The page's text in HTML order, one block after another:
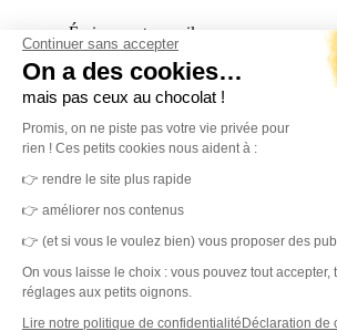
Écrivez votre mail
S'inscrire
newsletter.
Continuer sans accepter
On a des cookies…
mais pas ceux au chocolat !
Promis, on ne piste pas votre vie privée pour
rien ! Ces petits cookies nous aident à :
👉 rendre le site plus rapide
👉 améliorer nos contenus
👉 (et si vous le voulez bien) vous proposer des
On vous laisse le choix : vous pouvez tout accepter,
réglages aux petits oignons.
Lire notre politique de confidentialité Déclaration de